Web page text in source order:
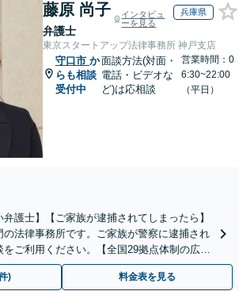
藤原 尚子
弁護士
インタビュ
ーを見る
兵庫県
東京スタートアップ法律事務所 神戸支店
守口市 か
らも相談
受付中
面談方法(対面・
電話・ビデオな
ど)は応相談
営業時間：0
6:30~22:00
（平日）
弁護士】【ご家族が逮捕されてしまったら】
法律事務所です。ご家族が警察に逮捕され
ご利用ください。【全国29拠点体制の広域
日中の電話相談可(予約制)】
) 料金表を見る